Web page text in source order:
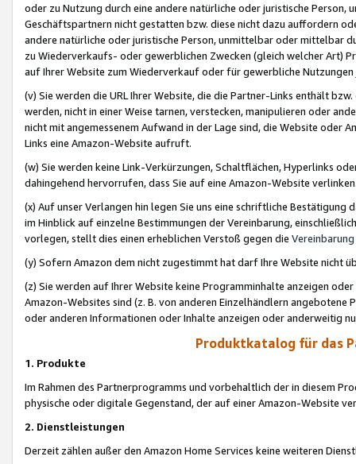
oder zu Nutzung durch eine andere natürliche oder juristische
Geschäftspartnern nicht gestatten bzw. diese nicht dazu auffordern
andere natürliche oder juristische Person, unmittelbar oder mittelbar
zu Wiederverkaufs- oder gewerblichen Zwecken (gleich welcher Art)
auf Ihrer Website zum Wiederverkauf oder für gewerbliche
(v) Sie werden die URL Ihrer Website, die die Partner-Links enthält
werden, nicht in einer Weise tarnen, verstecken, manipulieren oder
nicht mit angemessenem Aufwand in der Lage sind, die Website oder
Links eine Amazon-Website aufruft.
(w) Sie werden keine Link-Verkürzungen, Schaltflächen, Hyperlinks
dahingehend hervorrufen, dass Sie auf eine Amazon-Website
(x) Auf unser Verlangen hin legen Sie uns eine schriftliche
im Hinblick auf einzelne Bestimmungen der Vereinbarung,
vorlegen, stellt dies einen erheblichen Verstoß gegen die Vereinbarung
(y) Sofern Amazon dem nicht zugestimmt hat darf Ihre Website nicht
(z) Sie werden auf Ihrer Website keine Programminhalte anzeigen
Amazon-Websites sind (z. B. von anderen Einzelhändlern
oder anderen Informationen oder Inhalte anzeigen oder anderweitig
Produktkatalog für das
1. Produkte
Im Rahmen des Partnerprogramms und vorbehaltlich der in diesem
physische oder digitale Gegenstand, der auf einer Amazon-Website
2. Dienstleistungen
Derzeit zählen außer den Amazon Home Services keine weiteren